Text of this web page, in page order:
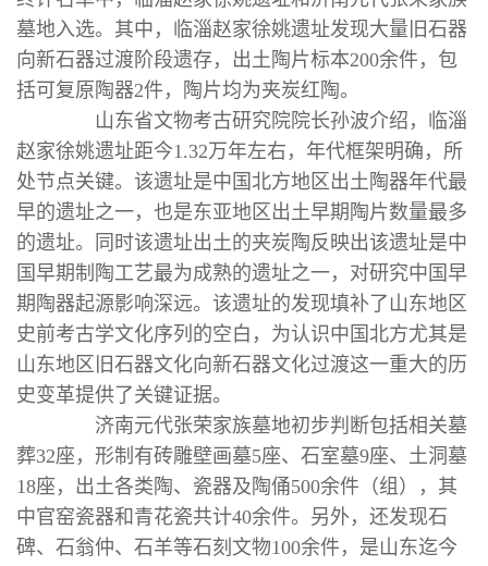
墓地入选。其中，临淄赵家徐姚遗址发现大量旧石器
向新石器过渡阶段遗存，出土陶片标本200余件，包
括可复原陶器2件，陶片均为夹炭红陶。
山东省文物考古研究院院长孙波介绍，临淄
赵家徐姚遗址距今1.32万年左右，年代框架明确，所
处节点关键。该遗址是中国北方地区出土陶器年代最
早的遗址之一，也是东亚地区出土早期陶片数量最多
的遗址。同时该遗址出土的夹炭陶反映出该遗址是中
国早期制陶工艺最为成熟的遗址之一，对研究中国早
期陶器起源影响深远。该遗址的发现填补了山东地区
史前考古学文化序列的空白，为认识中国北方尤其是
山东地区旧石器文化向新石器文化过渡这一重大的历
史变革提供了关键证据。
济南元代张荣家族墓地初步判断包括相关墓
葬32座，形制有砖雕壁画墓5座、石室墓9座、土洞墓
18座，出土各类陶、瓷器及陶俑500余件（组），其
中官窑瓷器和青花瓷共计40余件。另外，还发现石
碑、石翁仲、石羊等石刻文物100余件，是山东迄今